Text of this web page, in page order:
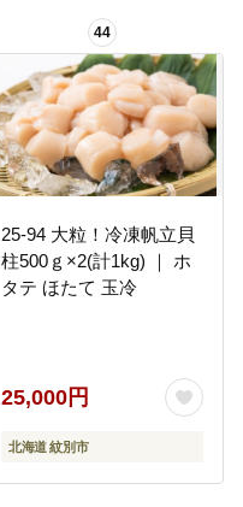
44
25-94 大粒！冷凍帆立貝
柱500ｇ×2(計1kg) ｜ ホ
タテ ほたて 玉冷
25,000円
北海道 紋別市